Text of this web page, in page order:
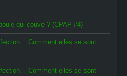
qui couve ? (CPAP #4)
Comment elles se sont
Comment elles se sont